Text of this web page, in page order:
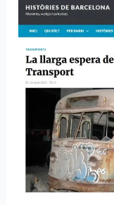
Històries
de
Barcelona
publica
un
sobre
Museu
del